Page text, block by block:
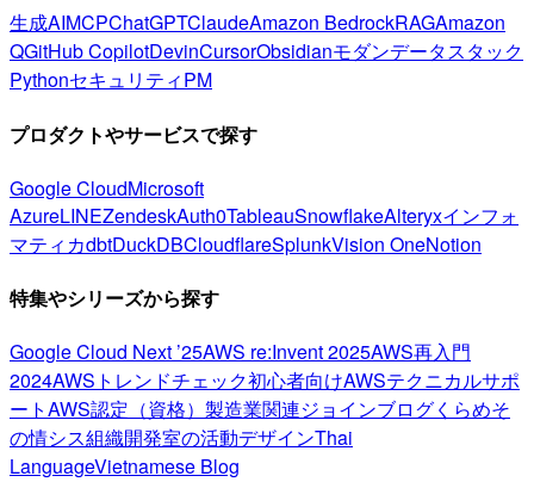
生成AIMCPChatGPTClaudeAmazon BedrockRAGAmazon
QGitHub CopilotDevinCursorObsidianモダンデータスタック
PythonセキュリティPM
プロダクトやサービスで探す
Google CloudMicrosoft
AzureLINEZendeskAuth0TableauSnowflakeAlteryxインフォ
マティカdbtDuckDBCloudflareSplunkVision OneNotion
特集やシリーズから探す
Google Cloud Next ’25AWS re:Invent 2025AWS再入門
2024AWSトレンドチェック初心者向けAWSテクニカルサポ
ートAWS認定（資格） 製造業関連ジョインブログくらめそ
の情シス組織開発室の活動デザインThai
LanguageVietnamese Blog